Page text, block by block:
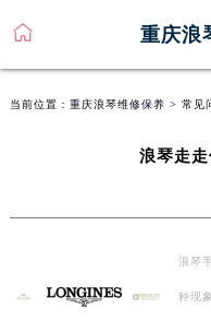
重庆浪
当前位置： 重庆浪琴维修保养 > 常见
浪琴走
浪琴
种现